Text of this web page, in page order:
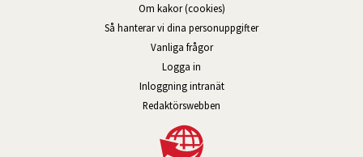
Om kakor (cookies)
Så hanterar vi dina personuppgifter
Vanliga frågor
Logga in
Inloggning intranätÖppnas i nytt fönster.
Redaktörswebben